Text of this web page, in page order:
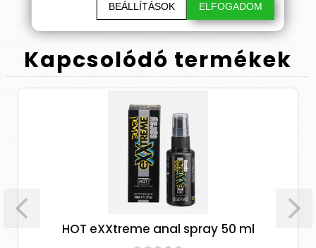
Kapcsolódó termékek
HOT eXXtreme anal spray 50 ml
BEÁLLÍTÁSOK ELFOGADOM